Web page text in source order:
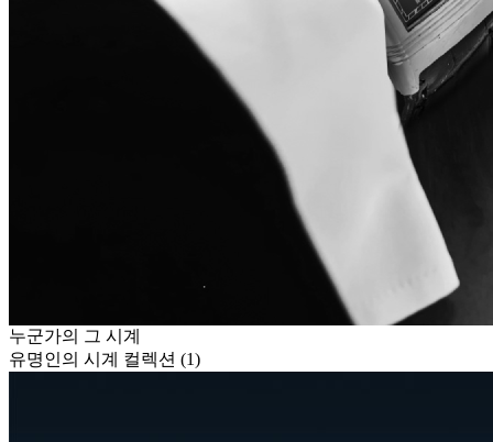
누군가의 그 시계
유명인의 시계 컬렉션 (1)